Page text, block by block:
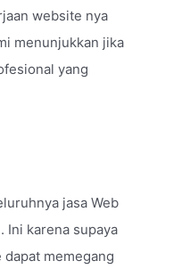
website nya
menunjukkan jika
yang
jasa Web
Ini karena supaya
memegang